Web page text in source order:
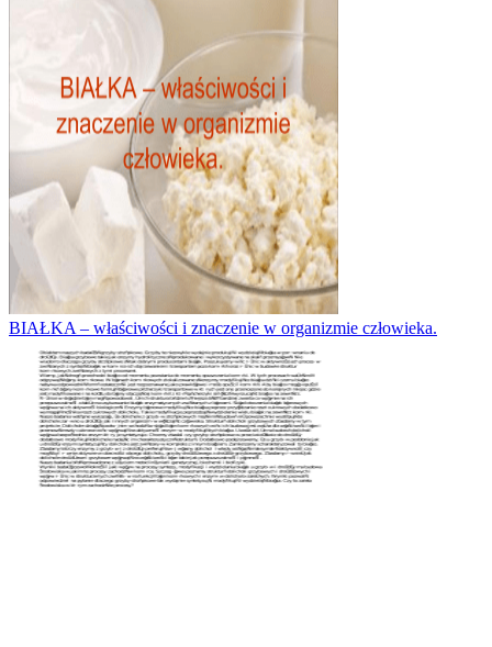
BIAŁKA – właściwości i znaczenie w organizmie człowieka.